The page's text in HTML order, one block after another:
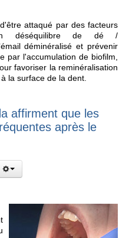
attaqué par des facteurs
un déséquilibre de dé /
déminéralisé et prévenir
par l'accumulation de biofilm,
favoriser la reminéralisation
la surface de la dent.
affirment que les
après le